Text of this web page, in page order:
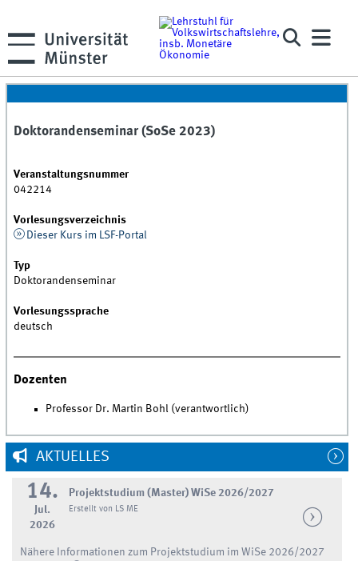
Doktorandenseminar (SoSe 2023)
Veranstaltungsnummer
042214
Vorlesungsverzeichnis
Dieser Kurs im LSF-Portal
Typ
Doktorandenseminar
Vorlesungssprache
deutsch
Dozenten
Professor Dr. Martin Bohl (verantwortlich)
AKTUELLES
14.
Jul.
2026
Projektstudium (Master) WiSe 2026/2027
Erstellt von LS ME
Nähere Informationen zum Projektstudium im WiSe 2026/2027